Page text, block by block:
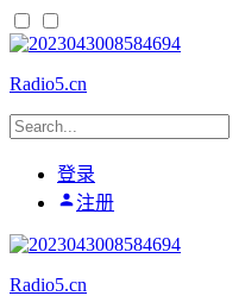
Radio5.cn
登录
注册
Radio5.cn